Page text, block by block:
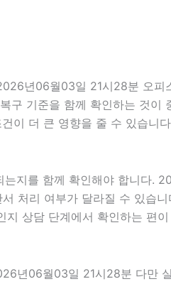
년06월03일 21시28분 오피
구 기준을 함께 확인하는 것
이 더 큰 영향을 줄 수 있습니
지를 함께 확인해야 합니다.
처리 여부가 달라질 수 있습
상담 단계에서 확인하는 편
년06월03일 21시28분 다만